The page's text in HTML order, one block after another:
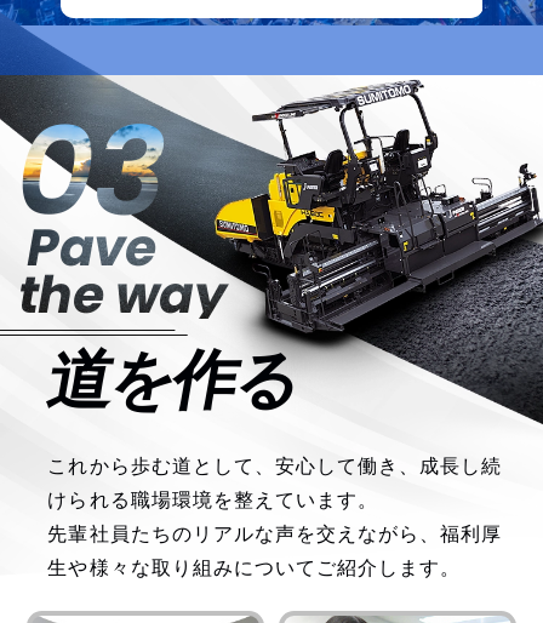
03
Pave
the way
道を作る
これから歩む道として、安心して働き、成長し続
けられる職場環境を整えています。
先輩社員たちのリアルな声を交えながら、福利厚
生や様々な取り組みについてご紹介します。